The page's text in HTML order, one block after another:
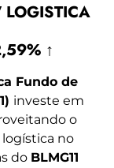
↑
Fundo de
investe em
o
no
do BLMG11